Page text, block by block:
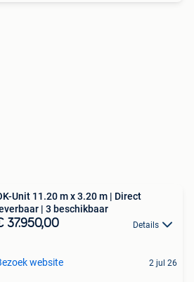
Unit 11.20 m x 3.20 m | Direct
| 3 beschikbaar
37.950,00 Details
website 2 jul 26